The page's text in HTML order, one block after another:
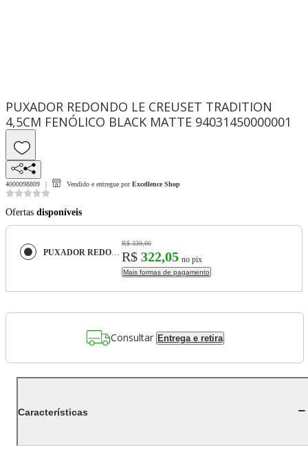
PUXADOR REDONDO LE CREUSET TRADITION
4,5CM FENÓLICO BLACK MATTE 94031450000001
4000098809 Vendido e entregue por Excellence Shop
Ofertas disponíveis
PUXADOR REDONDO LE CREUSET TRADITION 4,5CM FENÓLICO BLACK MATTE 94031450000001
R$ 339,00
R$ 322,05 no pix
Mais formas de pagamento
Consultar Entrega e retira
Características